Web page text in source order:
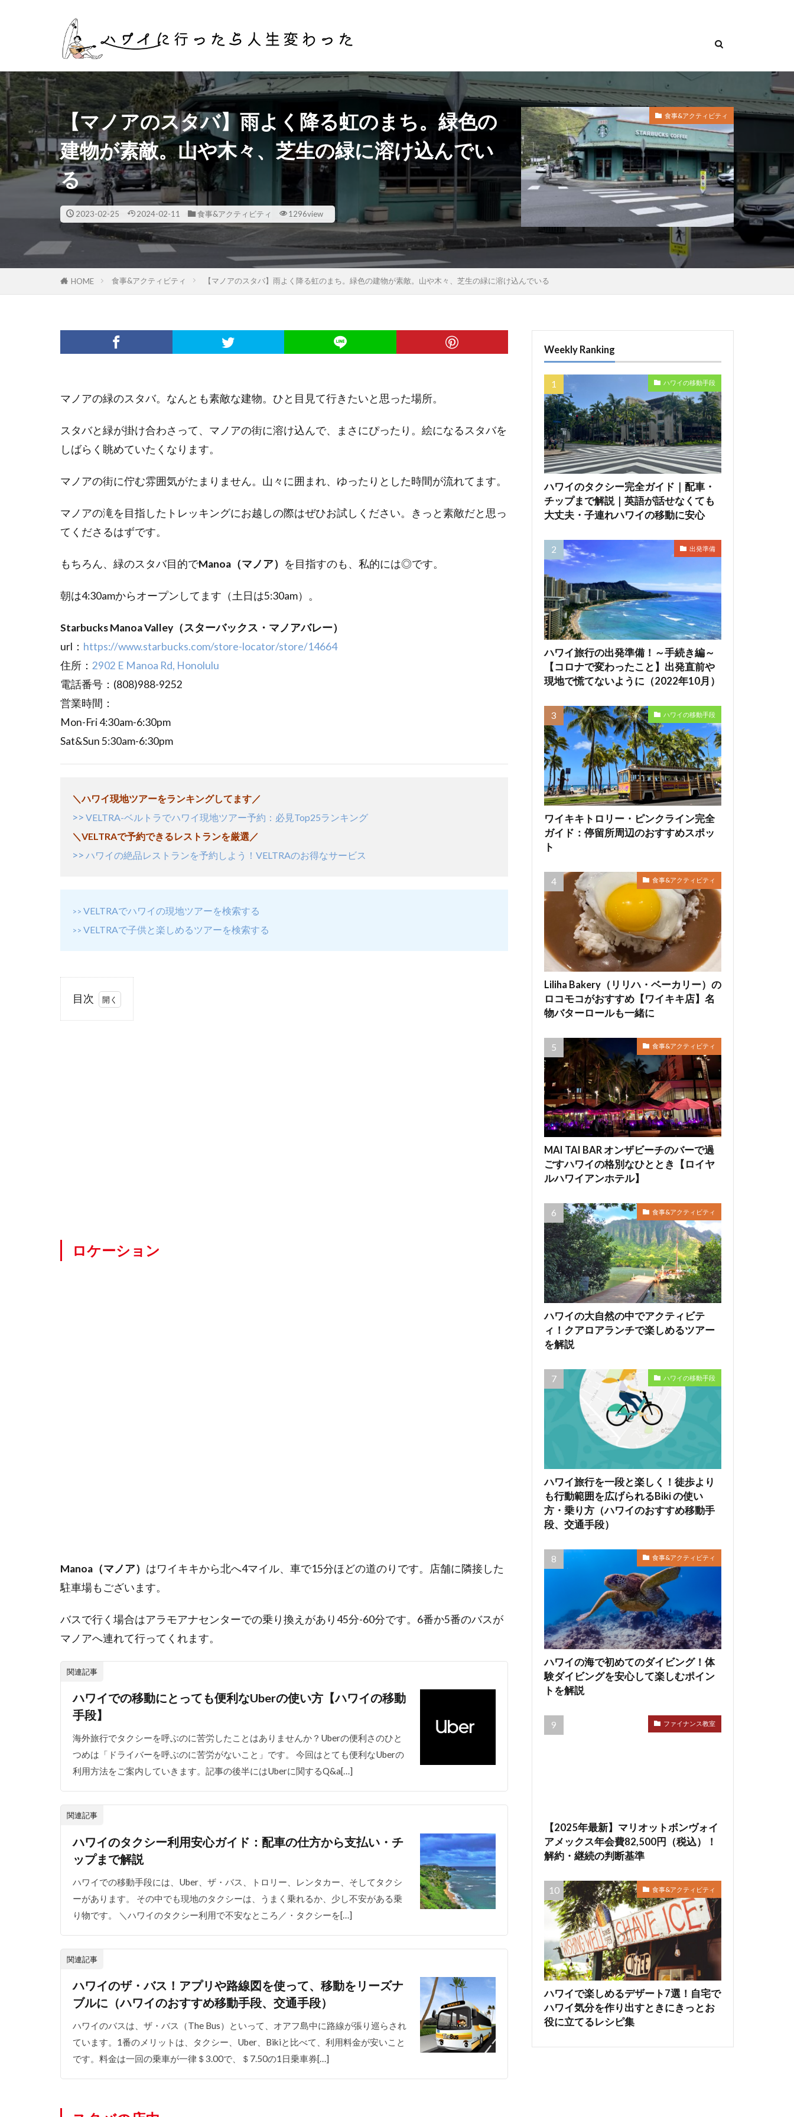
【マノアのスタバ】雨よく降る虹のまち。緑色の
建物が素敵。山や木々、芝生の緑に溶け込んでい
る
2023-02-25 2024-02-11 食事&アクティビティ 1296view
食事&アクティビティ
HOME 食事&アクティビティ 【マノアのスタバ】雨よく降る虹のまち。緑色の建物が素敵。山や木々、芝生の緑に溶け込んでいる
マノアの緑のスタバ。なんとも素敵な建物。ひと目見て行きたいと思った場所。
スタバと緑が掛け合わさって、マノアの街に溶け込んで、まさにぴったり。絵になるスタバを
しばらく眺めていたくなります。
マノアの街に佇む雰囲気がたまりません。山々に囲まれ、ゆったりとした時間が流れてます。
マノアの滝を目指したトレッキングにお越しの際はぜひお試しください。きっと素敵だと思っ
てくださるはずです。
もちろん、緑のスタバ目的でManoa（マノア） を目指すのも、私的には◎です。
朝は4:30amからオープンしてます（土日は5:30am）。
Starbucks Manoa Valley（スターバックス・マノアバレー）
url： https://www.starbucks.com/store-locator/store/14664
住所： 2902 E Manoa Rd, Honolulu
電話番号：(808)988-9252
営業時間：
Mon-Fri 4:30am-6:30pm
Sat&Sun 5:30am-6:30pm
＼ハワイ現地ツアーをランキングしてます／
>> VELTRA-ベルトラでハワイ現地ツアー予約：必見Top25ランキング
＼VELTRAで予約できるレストランを厳選／
>> ハワイの絶品レストランを予約しよう！VELTRAのお得なサービス
>> VELTRAでハワイの現地ツアーを検索する
>> VELTRAで子供と楽しめるツアーを検索する
目次
タ
ロケーション
Manoa（マノア） はワイキキから北へ4マイル、車で15分ほどの道のりです。店舗に隣接した
駐車場もございます。
バスで行く場合はアラモアナセンターでの乗り換えがあり45分-60分です。6番か5番のバスが
マノアへ連れて行ってくれます。
関連記事
ハワイでの移動にとっても便利なUberの使い方【ハワイの移動
手段】
海外旅行でタクシーを呼ぶのに苦労したことはありませんか？Uberの便利さのひと
つめは「ドライバーを呼ぶのに苦労がないこと」です。 今回はとても便利なUberの
利用方法をご案内していきます。記事の後半にはUberに関するQ&a[…]
関連記事
ハワイのタクシー利用安心ガイド：配車の仕方から支払い・チ
ップまで解説
ハワイでの移動手段には、Uber、ザ・バス、トロリー、レンタカー、そしてタクシ
ーがあります。 その中でも現地のタクシーは、うまく乗れるか、少し不安がある乗
り物です。 ＼ハワイのタクシー利用で不安なところ／・タクシーを[…]
関連記事
ハワイのザ・バス！アプリや路線図を使って、移動をリーズナ
ブルに（ハワイのおすすめ移動手段、交通手段）
ハワイのバスは、ザ・バス（The Bus）といって、オアフ島中に路線が張り巡らされ
ています。1番のメリットは、タクシー、Uber、Bikiと比べて、利用料金が安いこと
です。料金は一回の乗車が一律＄3.00で、＄7.50の1日乗車券[…]
Weekly Ranking
ハワイの移動手段
ハワイのタクシー完全ガイド｜配車・
チップまで解説｜英語が話せなくても
大丈夫・子連れハワイの移動に安心
出発準備
ハワイ旅行の出発準備！～手続き編～
【コロナで変わったこと】出発直前や
現地で慌てないように（2022年10月）
ハワイの移動手段
ワイキキトロリー・ピンクライン完全
ガイド：停留所周辺のおすすめスポッ
ト
食事&アクティビティ
Liliha Bakery（リリハ・ベーカリー）の
ロコモコがおすすめ【ワイキキ店】名
物バターロールも一緒に
食事&アクティビティ
MAI TAI BAR オンザビーチのバーで過
ごすハワイの格別なひととき【ロイヤ
ルハワイアンホテル】
食事&アクティビティ
ハワイの大自然の中でアクティビテ
ィ！クアロアランチで楽しめるツアー
を解説
ハワイの移動手段
ハワイ旅行を一段と楽しく！徒歩より
も行動範囲を広げられるBiki の使い
方・乗り方（ハワイのおすすめ移動手
段、交通手段）
食事&アクティビティ
ハワイの海で初めてのダイビング！体
験ダイビングを安心して楽しむポイン
トを解説
ファイナンス教室
【2025年最新】マリオットボンヴォイ
アメックス年会費82,500円（税込）！
解約・継続の判断基準
食事&アクティビティ
ハワイで楽しめるデザート7選！自宅で
ハワイ気分を作り出すときにきっとお
役に立てるレシピ集
マイル 英会話 節約術 投資